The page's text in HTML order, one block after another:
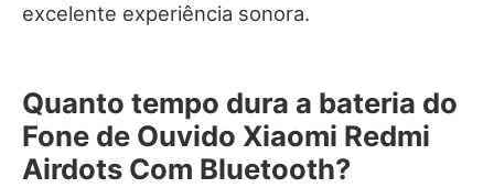
excelente experiência sonora.
Quanto tempo dura a bateria do
Fone de Ouvido Xiaomi Redmi
Airdots Com Bluetooth?